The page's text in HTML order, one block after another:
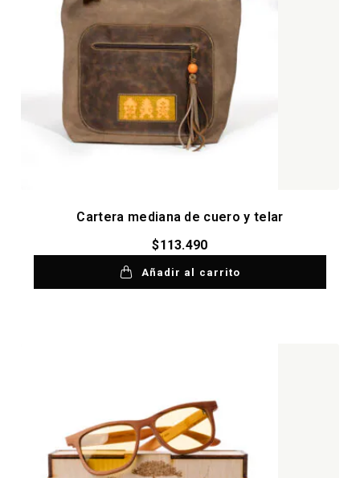
Cartera mediana de cuero y telar
$113.490
Añadir al carrito